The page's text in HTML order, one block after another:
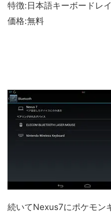
特徴:日本語キーボードレ
価格:無料
続いてNexus7にポケモン